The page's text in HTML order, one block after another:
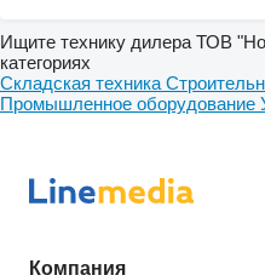
Ищите технику дилера ТОВ
категориях
Складская техника
Промышленное оборудование
Компания